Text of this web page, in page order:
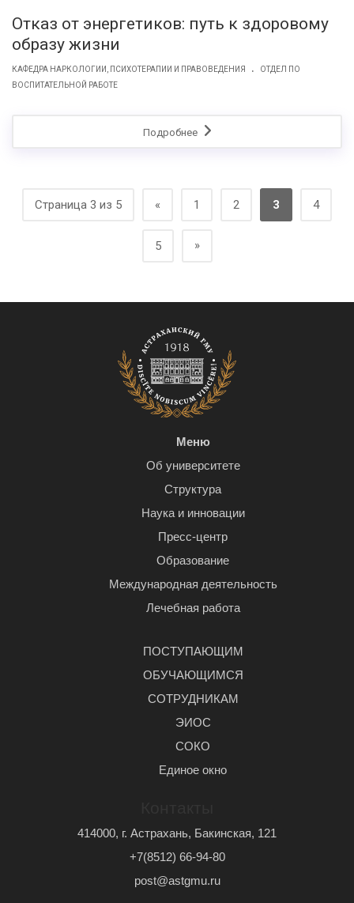
Отказ от энергетиков: путь к здоровому
образу жизни
КАФЕДРА НАРКОЛОГИИ, ПСИХОТЕРАПИИ И ПРАВОВЕДЕНИЯ .
ОТДЕЛ ПО
ВОСПИТАТЕЛЬНОЙ РАБОТЕ
Подробнее
Страница 3 из 5 « 1 2 3 4
5 »
Меню
Об университете
Структура
Наука и инновации
Пресс-центр
Образование
Международная деятельность
Лечебная работа
ПОСТУПАЮЩИМ
ОБУЧАЮЩИМСЯ
СОТРУДНИКАМ
ЭИОС
СОКО
Единое окно
414000, г. Астрахань, Бакинская, 121
+7(8512) 66-94-80
post@astgmu.ru